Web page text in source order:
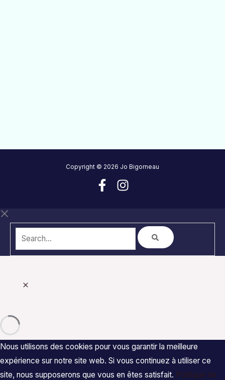
Copyright © 2026 Jo Bigorneau
Nous utilisons des cookies pour vous garantir la meilleure
expérience sur notre site web. Si vous continuez à utiliser ce
site, nous supposerons que vous en êtes satisfait. Politique de